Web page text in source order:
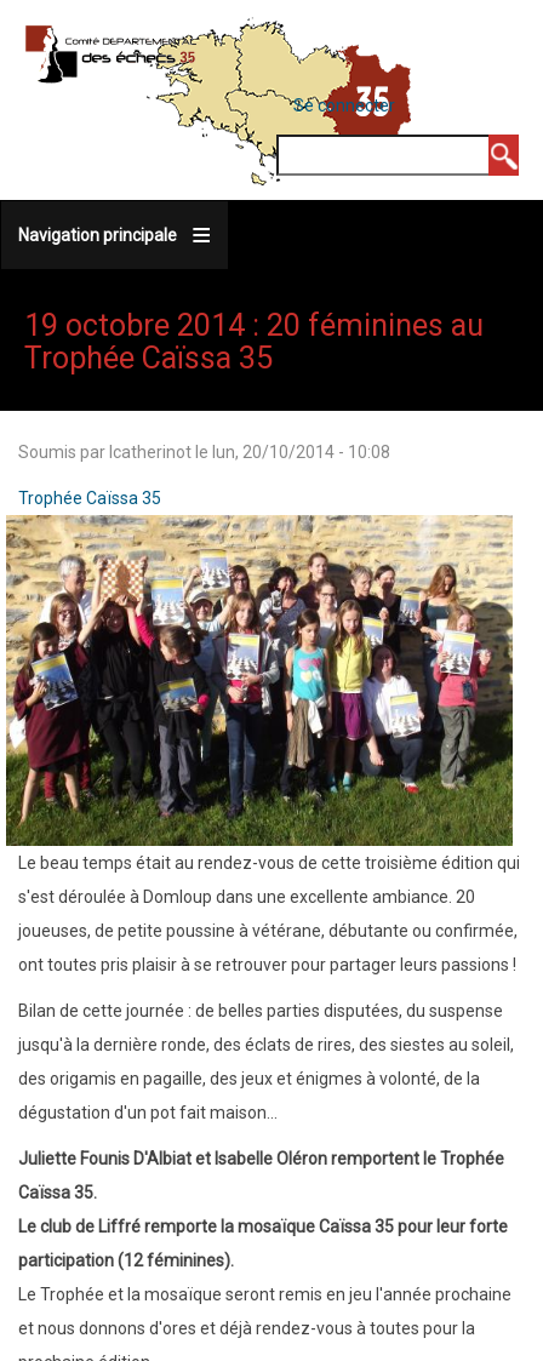
contenu
MENU
DU
COMPTE
DE
Se connecter
Navigation principale
19 octobre 2014 : 20 féminines au
Trophée Caïssa 35
Soumis par lcatherinot le lun, 20/10/2014 - 10:08
Trophée Caïssa 35
Le beau temps était au rendez-vous de cette troisième édition qui
s'est déroulée à Domloup dans une excellente ambiance. 20
joueuses, de petite poussine à vétérane, débutante ou confirmée,
ont toutes pris plaisir à se retrouver pour partager leurs passions !
Bilan de cette journée : de belles parties disputées, du suspense
jusqu'à la dernière ronde, des éclats de rires, des siestes au soleil,
des origamis en pagaille, des jeux et énigmes à volonté, de la
dégustation d'un pot fait maison...
Juliette Founis D'Albiat et Isabelle Oléron remportent le Trophée
Caïssa 35.
Le club de Liffré remporte la mosaïque Caïssa 35 pour leur forte
participation (12 féminines).
Le Trophée et la mosaïque seront remis en jeu l'année prochaine
et nous donnons d'ores et déjà rendez-vous à toutes pour la